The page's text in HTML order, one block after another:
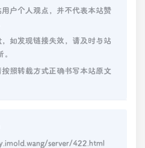
户个人观点，并不代表本站赞
如发现链接失效，请及时与站
照转载方式正确书写本站原文
server/422.html